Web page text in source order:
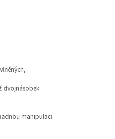
dvojnásobek
manipulaci